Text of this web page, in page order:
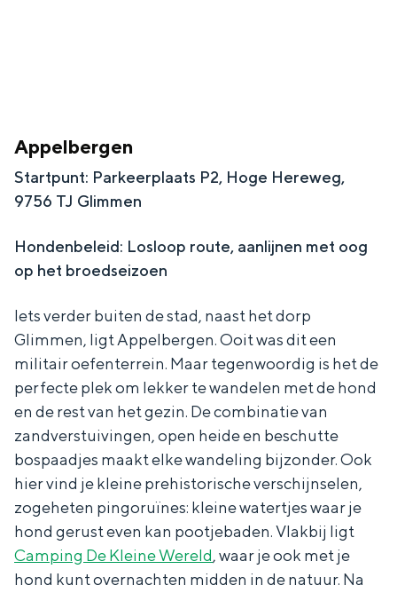
e
d
e
l
n
d
s
Appelbergen
Startpunt: Parkeerplaats P2, Hoge Hereweg,
9756 TJ Glimmen
Hondenbeleid: Losloop route, aanlijnen met oog
op het broedseizoen
Iets verder buiten de stad, naast het dorp
Glimmen, ligt Appelbergen. Ooit was dit een
militair oefenterrein. Maar tegenwoordig is het de
perfecte plek om lekker te wandelen met de hond
en de rest van het gezin. De combinatie van
zandverstuivingen, open heide en beschutte
bospaadjes maakt elke wandeling bijzonder. Ook
hier vind je kleine prehistorische verschijnselen,
zogeheten pingoruïnes: kleine watertjes waar je
hond gerust even kan pootjebaden. Vlakbij ligt
Camping De Kleine Wereld, waar je ook met je
hond kunt overnachten midden in de natuur. Na